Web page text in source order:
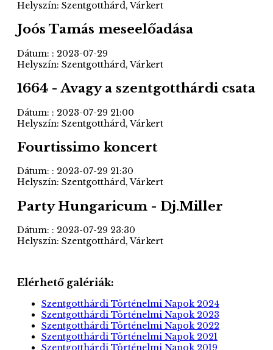
Helyszín: Szentgotthárd, Várkert
Joós Tamás meseelőadása
Dátum: : 2023-07-29
Helyszín: Szentgotthárd, Várkert
1664 - Avagy a szentgotthárdi csata
Dátum: : 2023-07-29 21:00
Helyszín: Szentgotthárd, Várkert
Fourtissimo koncert
Dátum: : 2023-07-29 21:30
Helyszín: Szentgotthárd, Várkert
Party Hungaricum - Dj.Miller
Dátum: : 2023-07-29 23:30
Helyszín: Szentgotthárd, Várkert
Elérhető galériák:
Szentgotthárdi Történelmi Napok 2024
Szentgotthárdi Történelmi Napok 2023
Szentgotthárdi Történelmi Napok 2022
Szentgotthárdi Történelmi Napok 2021
Szentgotthárdi Történelmi Napok 2019